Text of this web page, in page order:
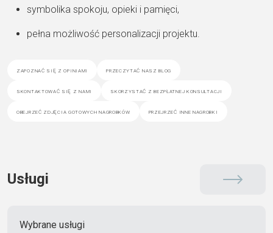
symbolika spokoju, opieki i pamięci,
pełna możliwość personalizacji projektu.
zapoznać się z opiniami przeczytać nasz blog
skontaktować się z nami skorzystać z bezpłatnej konsultacji
obejrzeć zdjęcia gotowych nagrobków przejrzeć inne nagrobki
Usługi
Wybrane usługi